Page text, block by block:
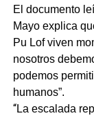
El documento
Mayo explica
Pu Lof viven
nosotros
podemos
humanos”.
“La escalada